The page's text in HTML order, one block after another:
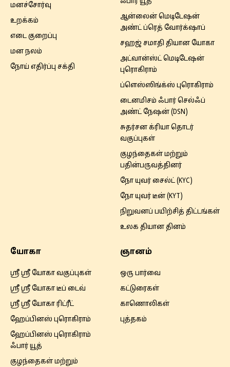
மனச்சோர்வு
உறக்கம்
எடை குறைப்பு
மன நலம்
நோய் எதிர்ப்பு சக்தி
ஆன்லைன் மெடிடேஷன்
அண்ட் ப்ரெத் வோர்க்‌ஷாப்
சஹஜ் சமாதி தியான யோகா
அட்வான்ஸ்ட் மெடிடேஷன்
புரொகிராம்
ப்ளெஸ்ஸிங்க்ஸ் புரொகிராம்
டைனமிசம் ஃபார் செல்ஃப்
அண்ட் நேஷன் (DSN)
சுதர்சன க்ரியா தொடர்
வகுப்புகள்
குழந்தைகள் மற்றும்
பதின்பருவத்தினர்
நோ யுவர் சைல்ட் (KYC)
நோ யுவர் டீன் (KYT)
நிறுவனப் பயிற்சித் திட்டங்கள்
உலக தியான தினம்
யோகா
ஸ்ரீ ஸ்ரீ யோகா வகுப்புகள்
ஸ்ரீ ஸ்ரீ யோகா டீப் டைவ்
ஸ்ரீ ஸ்ரீ யோகா ரிட்ரீட்
ஹேப்பினஸ் புரொகிராம்
ஹேப்பினஸ் புரொகிராம்
ஃபார் யூத்
குழந்தைகள் மற்றும்
ஞானம்
ஒரு பார்வை
கட்டுரைகள்
காணொலிகள்
புத்தகம்